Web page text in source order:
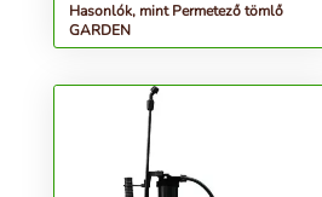
Hasonlók, mint Permetező tömlő
GARDEN